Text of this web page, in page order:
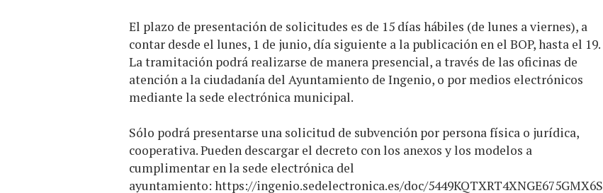
El plazo de presentación de solicitudes es de 15 días hábiles (de lunes a viernes), a
contar desde el lunes, 1 de junio, día siguiente a la publicación en el BOP, hasta el 19.
La tramitación podrá realizarse de manera presencial, a través de las oficinas de
atención a la ciudadanía del Ayuntamiento de Ingenio, o por medios electrónicos
mediante la sede electrónica municipal.
Sólo podrá presentarse una solicitud de subvención por persona física o jurídica,
cooperativa. Pueden descargar el decreto con los anexos y los modelos a
cumplimentar en la sede electrónica del
ayuntamiento: https://ingenio.sedelectronica.es/doc/5449KQTXRT4XNGE675GMX6S